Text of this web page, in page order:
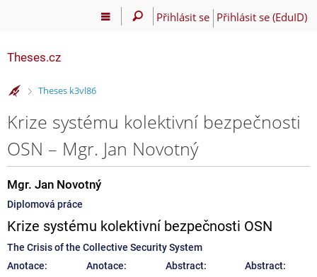
Přihlásit se Přihlásit se (EduID)
Theses.cz
>
Theses k3vl86
Krize systému kolektivní bezpečnosti
OSN – Mgr. Jan Novotný
Mgr. Jan Novotný
Diplomová práce
Krize systému kolektivní bezpečnosti OSN
The Crisis of the Collective Security System
Anotace:
Anotace: Abstract: Abstract: